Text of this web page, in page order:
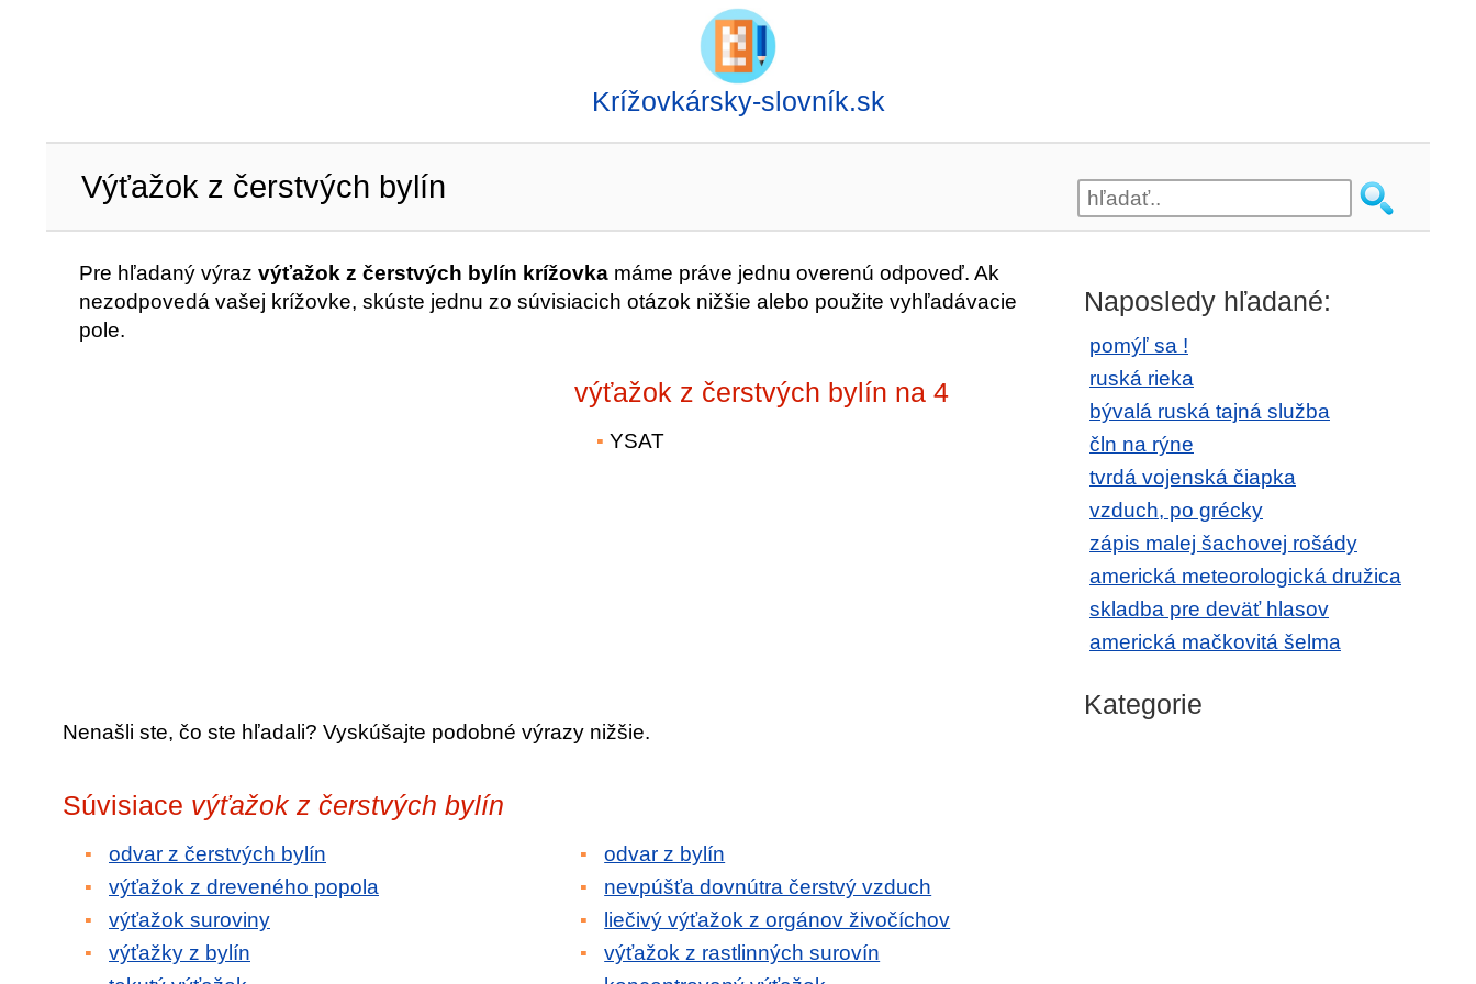
Krížovkársky-slovník.sk
Výťažok z čerstvých bylín
Pre hľadaný výraz výťažok z čerstvých bylín krížovka máme práve jednu overenú odpoveď. Ak
nezodpovedá vašej krížovke, skúste jednu zo súvisiacich otázok nižšie alebo použite vyhľadávacie
pole.
výťažok z čerstvých bylín na 4
YSAT
Nenašli ste, čo ste hľadali? Vyskúšajte podobné výrazy nižšie.
Súvisiace výťažok z čerstvých bylín
odvar z čerstvých bylín
výťažok z dreveného popola
výťažok suroviny
výťažky z bylín
odvar z bylín
nevpúšťa dovnútra čerstvý vzduch
liečivý výťažok z orgánov živočíchov
výťažok z rastlinných surovín
Naposledy hľadané:
pomýľ sa !
ruská rieka
bývalá ruská tajná služba
čln na rýne
tvrdá vojenská čiapka
vzduch, po grécky
zápis malej šachovej rošády
americká meteorologická družica
skladba pre deväť hlasov
americká mačkovitá šelma
Kategorie